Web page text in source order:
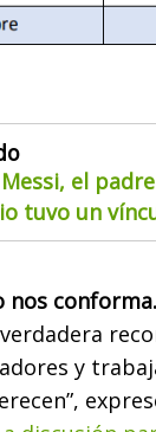
el
tuvo un
nos
y